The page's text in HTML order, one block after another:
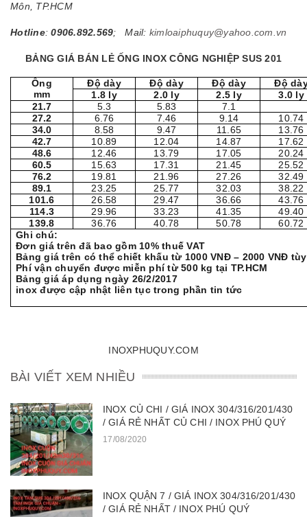
Môn, TP.HCM
Hotline:0906.892.569; Mail: kimloaiphuquy@yahoo.com.vn
BẢNG GIÁ BÁN LẺ ỐNG INOX CÔNG NGHIỆP SUS 201
Ống
mm
Độ dày Độ dày Độ dày
Độ
1.8 ly
2.0 ly 2.5 ly
3.0 ly
21.7
5.3 5.83
7.1
27.2
6.76 7.46 9.14
10.74
34.0
8.58 9.47 11.65
13.76
42.7
10.89 12.04 14.87
17.62
48.6
12.46 13.79 17.05
20.24
60.5
15.63 17.31 21.45
25.52
76.2
19.81 21.96 27.26
32.49
89.1
23.25 25.77 32.03
38.22
101.6
26.58 29.47 36.66
43.76
114.3
29.96 33.23 41.35
49.40
139.8
36.76 40.78 50.78
60.72
Ghi chú:
Đơn giá trên đã bao gồm 10% thuế VAT
Bảng giá trên có thể chiết khấu từ 1000 VNĐ – 2000 VNĐ
Phí vận chuyển được miễn phí từ 500 kg tại TP.HCM
Bảng giá áp dụng ngày
inox được cập nhật liên tục trong phần tin tức
INOXPHUQUY.COM
BÀI VIẾT XEM NHIỀU
INOX CỦ CHI / GIÁ INOX 304/316/201/430
/ GIÁ RẺ NHẤT CỦ CHI / INOX PHÚ QUÝ
17/08/2020
INOX QUẬN 7 / GIÁ INOX 304/316/201/430
/ GIÁ RẺ NHẤT / INOX PHÚ QUÝ